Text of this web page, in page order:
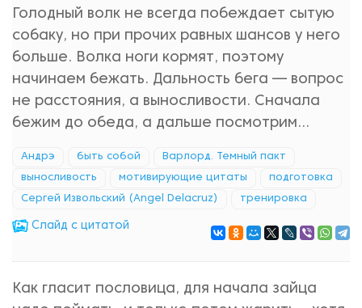
Голодный волк не всегда побеждает сытую
собаку, но при прочих равных шансов у него
больше. Волка ноги кормят, поэтому
начинаем бежать. Дальность бега — вопрос
не расстояния, а выносливости. Сначала
бежим до обеда, а дальше посмотрим...
Андрэ быть собой Варлорд. Темный пакт
выносливость мотивирующие цитаты подготовка
Сергей Извольский (Angel Delacruz) тренировка
Cлайд с цитатой
Как гласит пословица, для начала зайца